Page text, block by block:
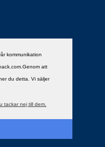
kommunikation
att
du detta. Vi säljer
tackar nej till dem.